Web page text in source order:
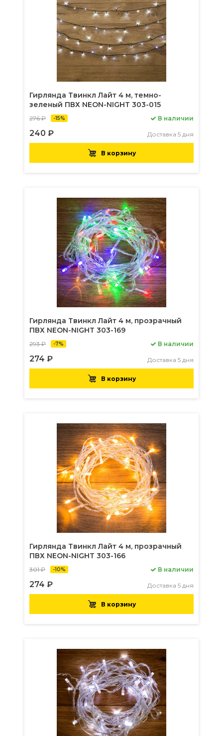
Гирлянда Твинкл Лайт 4 м, темно-
зеленый ПВХ NEON-NIGHT 303-015
276 ₽ -15%
240 ₽
В наличии
Доставка 5 дня
В корзину
Гирлянда Твинкл Лайт 4 м, прозрачный
ПВХ NEON-NIGHT 303-169
293 ₽ -7%
274 ₽
В наличии
Доставка 5 дня
В корзину
Гирлянда Твинкл Лайт 4 м, прозрачный
ПВХ NEON-NIGHT 303-166
301 ₽ -10%
274 ₽
В наличии
Доставка 5 дня
В корзину